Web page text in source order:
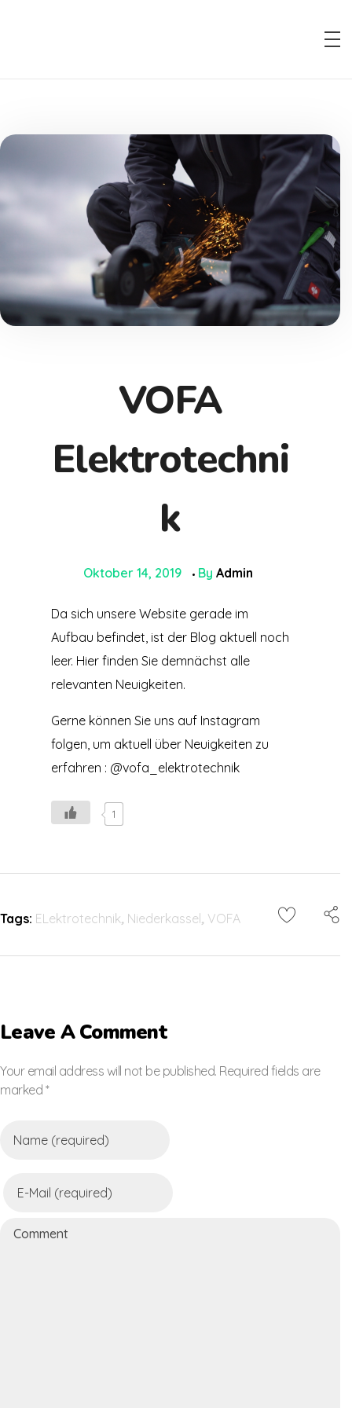
VOFA
Elektrotechni
k
Oktober 14, 2019 By Admin
Da sich unsere Website gerade im
Aufbau befindet, ist der Blog aktuell noch
leer. Hier finden Sie demnächst alle
relevanten Neuigkeiten.
Gerne können Sie uns auf Instagram
folgen, um aktuell über Neuigkeiten zu
erfahren : @vofa_elektrotechnik
1
Tags: ELektrotechnik, Niederkassel , VOFA
Leave A Comment
Your email address will not be published. Required fields are
marked *